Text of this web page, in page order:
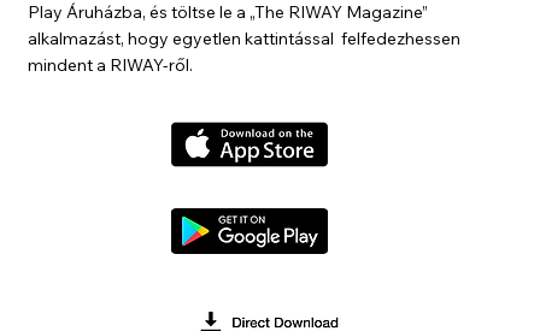
Play Áruházba, és töltse le a „The RIWAY Magazine”
alkalmazást, hogy egyetlen kattintással felfedezhessen
mindent a RIWAY-ről.